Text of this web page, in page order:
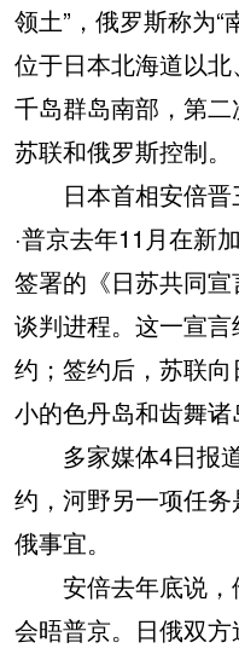
领土”，俄罗斯称为
位于日本北海道以
千岛群岛南部，第
苏联和俄罗斯控制。
日本首相安倍晋
·普京去年11月在新
签署的《日苏共同
谈判进程。这一宣
约；签约后，苏联
小的色丹岛和齿舞诸
多家媒体4日报道
约，河野另一项任
俄事宜。
安倍去年底说，
会晤普京。日俄双